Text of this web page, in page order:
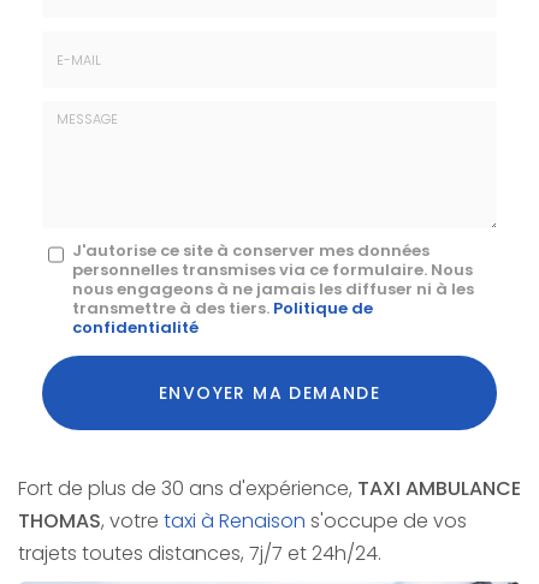
Message
J'autorise ce site à conserver mes données
personnelles transmises via ce formulaire. Nous
nous engageons à ne jamais les diffuser ni à les
transmettre à des tiers. Politique de
confidentialité
Acceptation
RGPD
*
ENVOYER MA DEMANDE
Fort de plus de 30 ans d'expérience, TAXI AMBULANCE
THOMAS, votre taxi à Renaison s'occupe de vos
trajets toutes distances, 7j/7 et 24h/24.